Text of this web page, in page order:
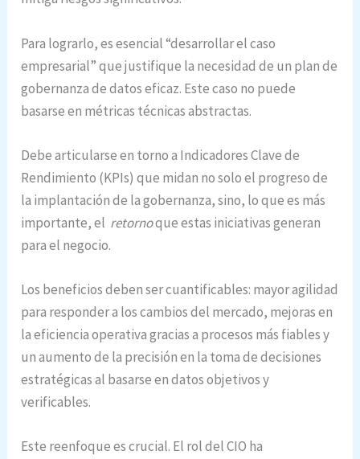
Para lograrlo, es esencial “desarrollar el caso
empresarial” que justifique la necesidad de un plan de
gobernanza de datos eficaz. Este caso no puede
basarse en métricas técnicas abstractas.
Debe articularse en torno a Indicadores Clave de
Rendimiento (KPIs) que midan no solo el progreso de
la implantación de la gobernanza, sino, lo que es más
importante, el retornoque estas iniciativas generan
para el negocio.
Los beneficios deben ser cuantificables: mayor agilidad
para responder a los cambios del mercado, mejoras en
la eficiencia operativa gracias a procesos más fiables y
un aumento de la precisión en la toma de decisiones
estratégicas al basarse en datos objetivos y
verificables.
Este reenfoque es crucial. El rol del CIO ha